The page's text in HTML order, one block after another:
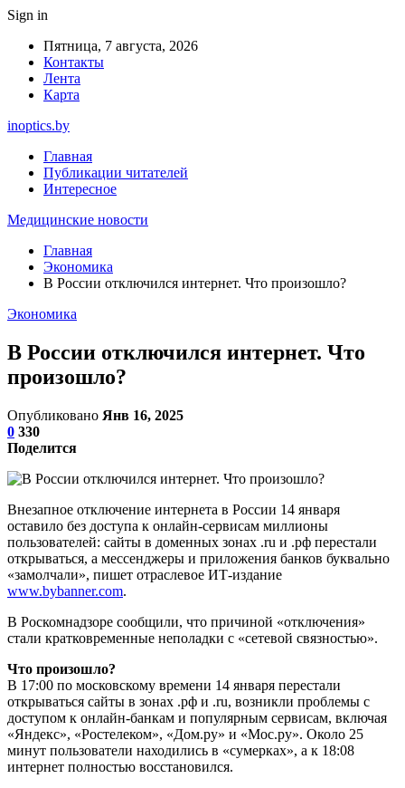
Sign in
Пятница, 7 августа, 2026
Контакты
Лента
Карта
inoptics.by
Главная
Публикации читателей
Интересное
Медицинские новости
Главная
Экономика
В России отключился интернет. Что произошло?
Экономика
В России отключился интернет. Что
произошло?
Опубликовано Янв 16, 2025
0 330
Поделится
Внезапное отключение интернета в России 14 января
оставило без доступа к онлайн-сервисам миллионы
пользователей: сайты в доменных зонах .ru и .рф перестали
открываться, а мессенджеры и приложения банков буквально
«замолчали», пишет отраслевое ИТ-издание
www.bybanner.com.
В Роскомнадзоре сообщили, что причиной «отключения»
стали кратковременные неполадки с «сетевой связностью».
Что произошло?
В 17:00 по московскому времени 14 января перестали
открываться сайты в зонах .рф и .ru, возникли проблемы с
доступом к онлайн-банкам и популярным сервисам, включая
«Яндекс», «Ростелеком», «Дом.ру» и «Мос.ру». Около 25
минут пользователи находились в «сумерках», а к 18:08
интернет полностью восстановился.